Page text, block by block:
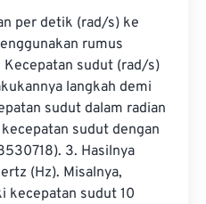
per detik (rad/s) ke
rumus
sudut (rad/s)
langkah demi
sudut dalam radian
sudut dengan
3. Hasilnya
(Hz). Misalnya,
kecepatan sudut 10